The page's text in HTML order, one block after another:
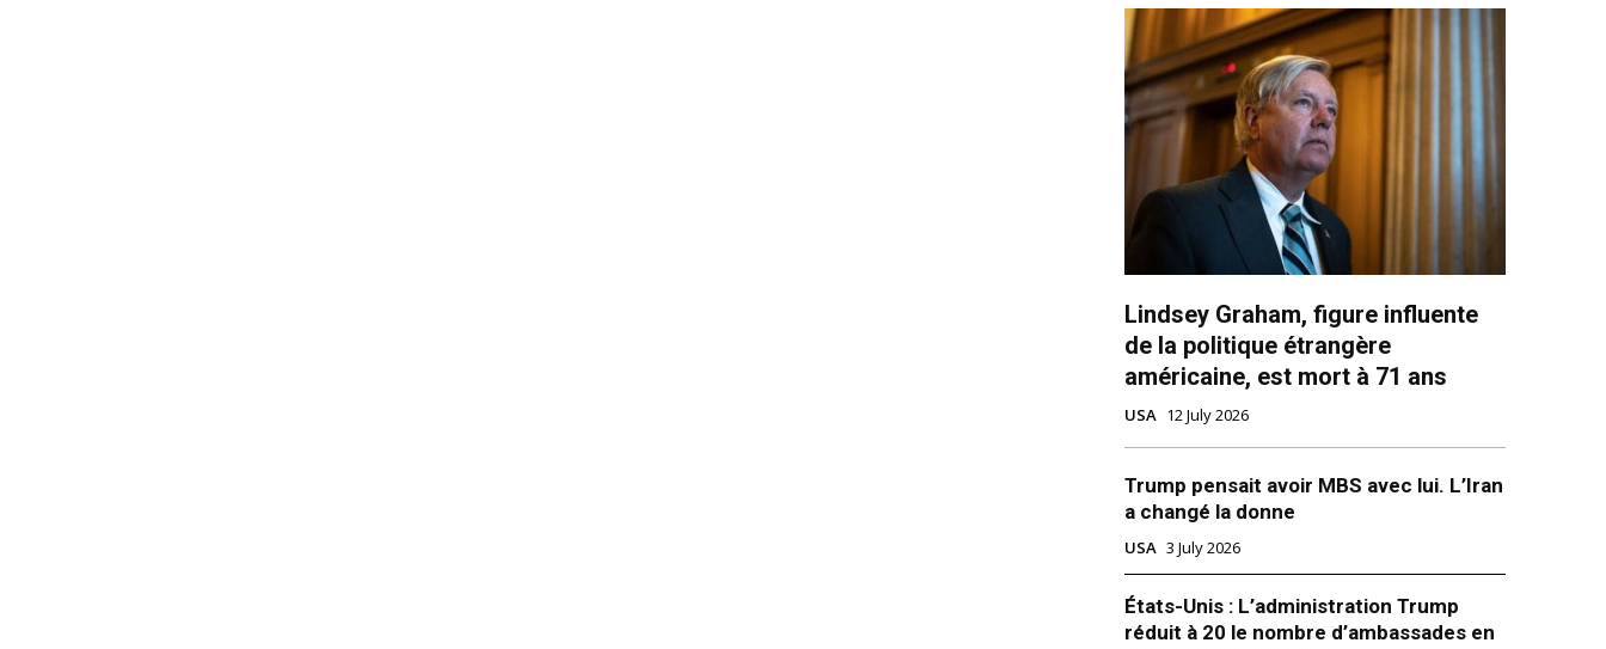
Lindsey Graham, figure influente
de la politique étrangère
américaine, est mort à 71 ans
USA 12 July 2026
Trump pensait avoir MBS avec lui. L’Iran
a changé la donne
USA 3 July 2026
États-Unis : L’administration Trump
réduit à 20 le nombre d’ambassades en